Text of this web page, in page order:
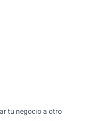
tu negocio a otro